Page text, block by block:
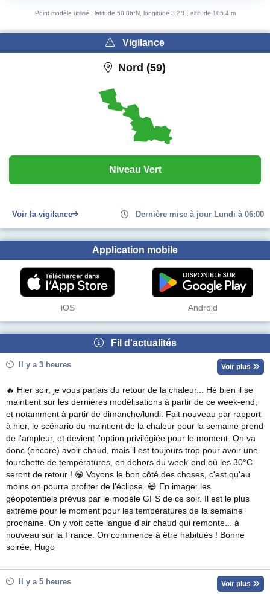
Point modèle utilisé : latitude 50.06°N, longitude 3.2°E, altitude 105.4 m
Vigilance
Nord (59)
Niveau Vert
Voir la vigilance Dernière mise à jour Lundi à 06:00
Application mobile
iOS Android
Fil d'actualités
Il y a 3 heures Voir plus
🔥 Hier soir, je vous parlais du retour de la chaleur... Hé bien il se
maintient sur les dernières modélisations à partir de ce week-end,
et notamment à partir de dimanche/lundi. Fait nouveau par rapport
à hier, le scénario du maintient de la chaleur pour la semaine prend
de l'ampleur, et devient l'option privilégiée pour le moment. On va
donc (encore) avoir chaud, mais il est toujours trop pour avoir une
fourchette de températures, en dehors du week-end où les 30°C
seront de retour ! 😁 Voyons le bon côté des choses, c'est qu'au
moins on pourra profiter de l'éclipse. 😅 En image: les
géopotentiels prévus par le modèle GFS de ce soir. Il est le plus
extrême pour le moment pour les températures de la semaine
prochaine. On y voit cette langue d'air chaud qui remonte... à
nouveau sur la France. On commence à être habitués ! Bonne
soirée, Hugo
Il y a 5 heures Voir plus